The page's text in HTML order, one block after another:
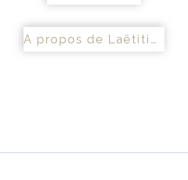
A propos de Laëtitia Palange